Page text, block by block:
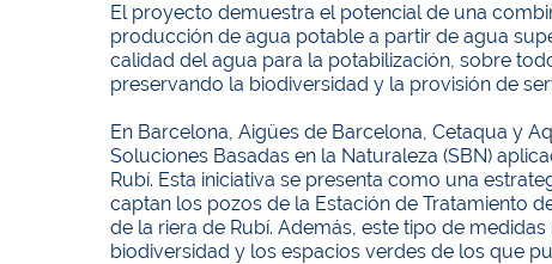
El proyecto demuestra el potencial de una
producción de agua potable a partir de agua
calidad del agua para la potabilización, sobre
preservando la biodiversidad y la provisión de
En Barcelona, ​​Aigües de Barcelona, ​​Cetaqua y
Soluciones Basadas en la Naturaleza (SBN)
Rubí. Esta iniciativa se presenta como una
captan los pozos de la Estación de Tratamiento
de la riera de Rubí. Además, este tipo de
biodiversidad y los espacios verdes de los que